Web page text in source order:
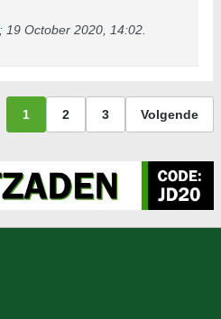
; 19 October 2020, 14:02
1 2 3 Volgende